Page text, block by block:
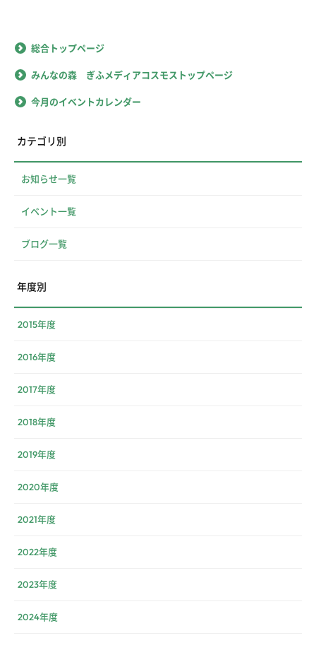
総合トップページ
みんなの森 ぎふメディアコスモストップページ
今月のイベントカレンダー
カテゴリ別
お知らせ一覧
イベント一覧
ブログ一覧
年度別
2015年度
2016年度
2017年度
2018年度
2019年度
2020年度
2021年度
2022年度
2023年度
2024年度